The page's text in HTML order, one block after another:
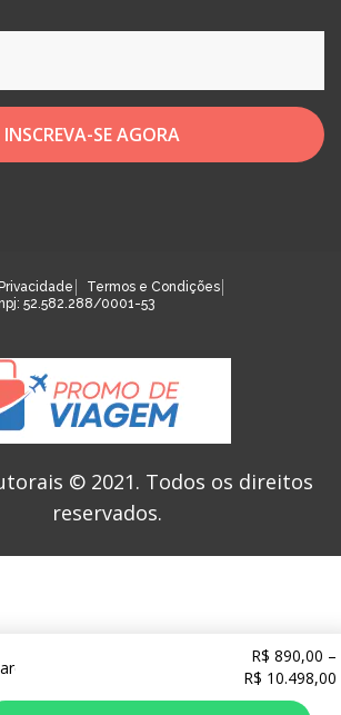
- Voo + Hospedagem - Viaje em 2025
R$ 890,00 –
R$ 10.498,00
INSCREVA-SE AGORA
Termos e Condições
52.582.288/0001-53
© 2021. Todos os direitos
reservados.